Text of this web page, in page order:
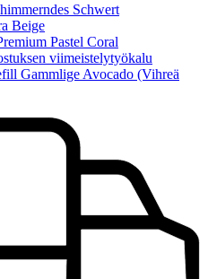
Schwert
Beige
Pastel Coral
viimeistelytyökalu
Gammlige Avocado (Vihreä